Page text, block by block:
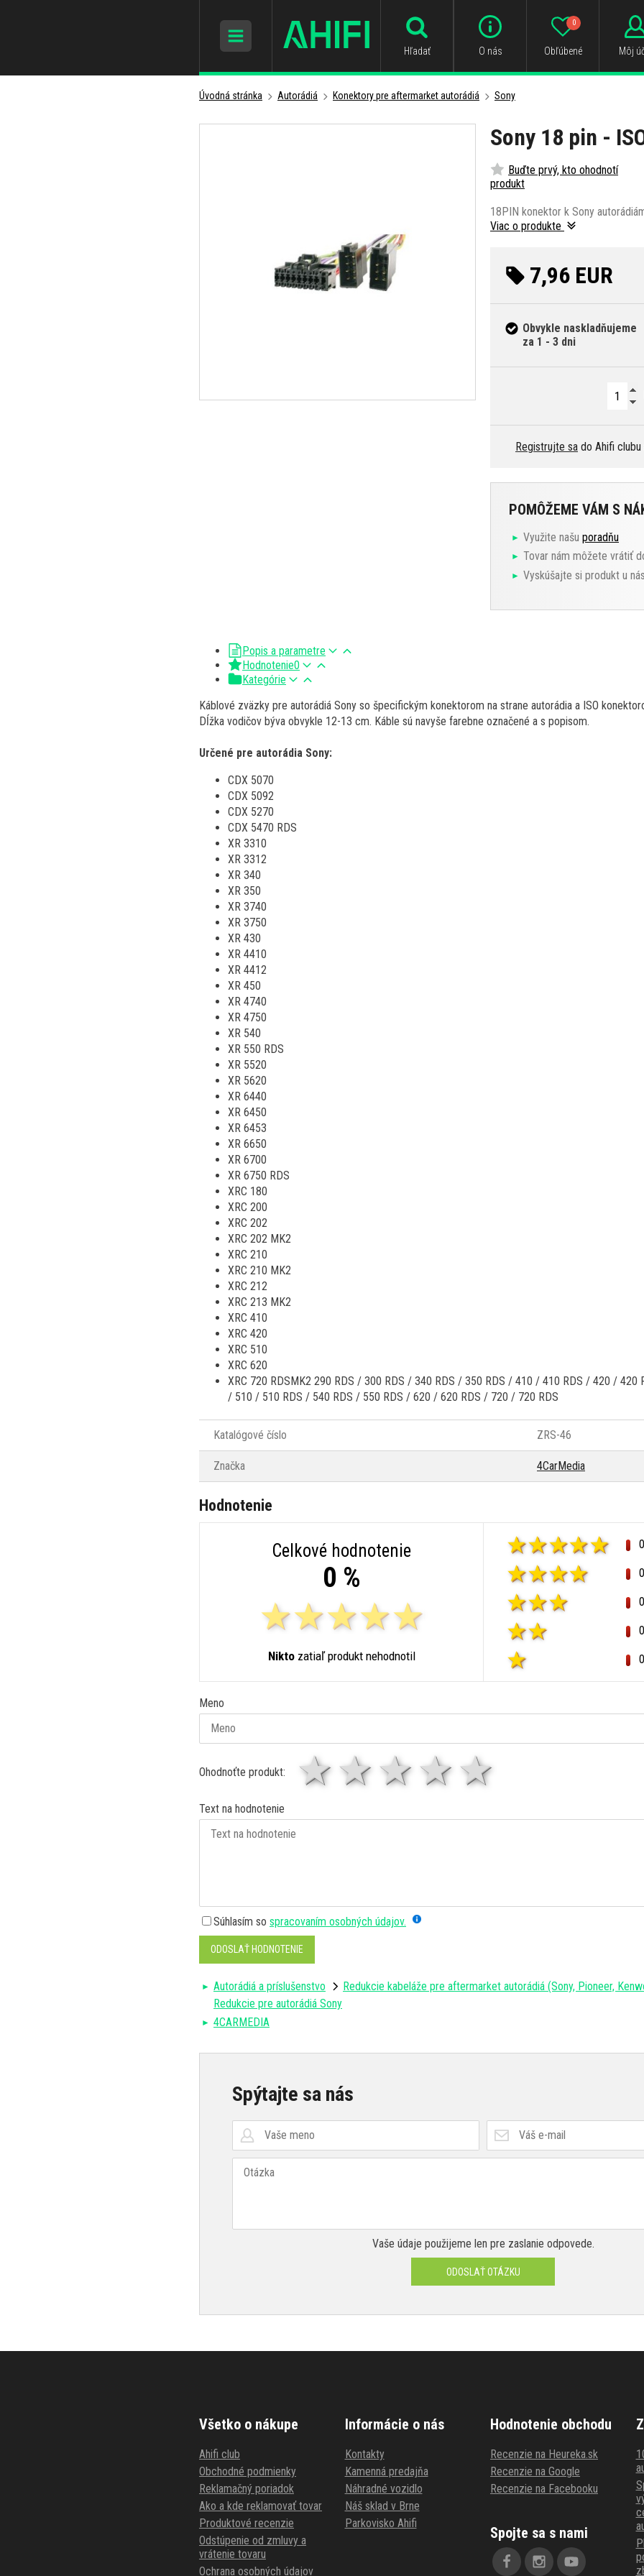
Hľadať O nás Obľúbené
0
Môj
Úvodná stránka Autorádiá Konektory pre aftermarket autorádiá Sony
Sony 18 pin -
Buďte prvý, kto ohodnotí
produkt
18PIN konektor k Sony
Viac o produkte
7,96 EUR
Obvykle naskladňujeme
za 1 - 3 dni
Registrujte sa do Ahifi
POMÔŽEME VÁM S
Využite našu poradňu
Tovar nám môžete vrátiť
Vyskúšajte si produkt u nás
Popis a parametre
Hodnotenie0
Kategórie
Káblové zväzky pre autorádiá Sony so špecifickým konektorom na strane autorádia a ISO
Dĺžka vodičov býva obvykle 12-13 cm. Káble sú navyše farebne označené a s popisom.
Určené pre autorádia Sony:
CDX 5070
CDX 5092
CDX 5270
CDX 5470 RDS
XR 3310
XR 3312
XR 340
XR 350
XR 3740
XR 3750
XR 430
XR 4410
XR 4412
XR 450
XR 4740
XR 4750
XR 540
XR 550 RDS
XR 5520
XR 5620
XR 6440
XR 6450
XR 6453
XR 6650
XR 6700
XR 6750 RDS
XRC 180
XRC 200
XRC 202
XRC 202 MK2
XRC 210
XRC 210 MK2
XRC 212
XRC 213 MK2
XRC 410
XRC 420
XRC 510
XRC 620
XRC 720 RDSMK2 290 RDS / 300 RDS / 340 RDS / 350 RDS / 410 / 410 RDS / 420 / 420
/ 510 / 510 RDS / 540 RDS / 550 RDS / 620 / 620 RDS / 720 / 720 RDS
Katalógové číslo ZRS-46
Značka 4CarMedia
Hodnotenie
Celkové hodnotenie
0 %
Niktozatiaľ produkt nehodnotil
Meno
Ohodnoťte produkt: 4 hviezdy
3 hviezdy
2 hviezdy
1 hviezda
Text na hodnotenie
Súhlasím so spracovaním osobných údajov.
ODOSLAŤ HODNOTENIE
Autorádiá a príslušenstvo
Redukcie kabeláže pre aftermarket autorádiá (Sony, Pioneer,
Redukcie pre autorádiá Sony
4CARMEDIA
Spýtajte sa nás
Vaše údaje použijeme len pre zaslanie odpovede.
ODOSLAŤ OTÁZKU
Všetko o nákupe
Ahifi club
Obchodné podmienky
Reklamačný poriadok
Ako a kde reklamovať tovar
Produktové recenzie
Odstúpenie od zmluvy a
vrátenie tovaru
Ochrana osobných údajov
Informácie o nás
Kontakty
Kamenná predajňa
Náhradné vozidlo
Náš sklad v Brne
Parkovisko Ahifi
Hodnotenie obchodu
Recenzie na Heureka.sk
Recenzie na Google
Recenzie na Facebooku
Spojte sa s nami